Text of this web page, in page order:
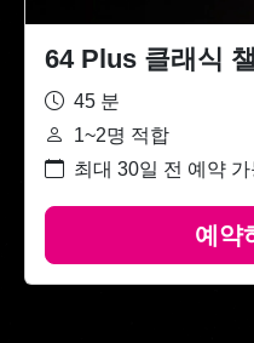
64 Plus 클래식
45 분
1~2명 적합
최대 30일 전 예약 가
예약